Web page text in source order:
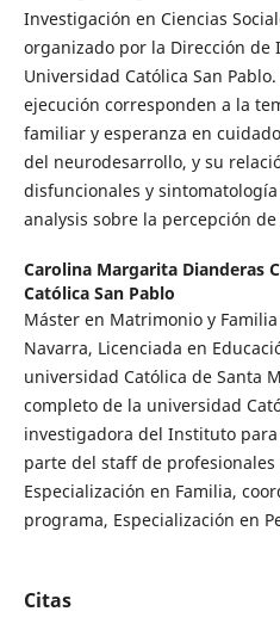
Investigación en Ciencias
organizado por la Dirección de
Universidad Católica San
ejecución corresponden a la
familiar y esperanza en
del neurodesarrollo, y su
disfuncionales y
analysis sobre la percepción
Carolina Margarita Dianderas
Católica San Pablo
Máster en Matrimonio y
Navarra, Licenciada en
universidad Católica de Santa
completo de la universidad
investigadora del Instituto
parte del staff de
Especialización en Familia,
programa, Especialización en
Citas